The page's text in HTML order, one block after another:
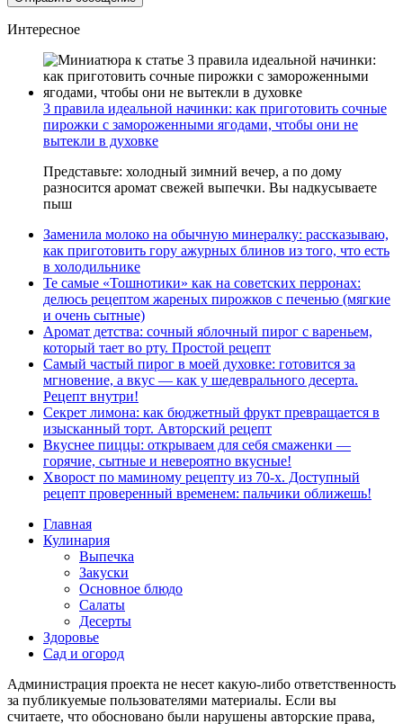
Интересное
3 правила идеальной начинки: как приготовить сочные
пирожки с замороженными ягодами, чтобы они не
вытекли в духовке
Представьте: холодный зимний вечер, а по дому
разносится аромат свежей выпечки. Вы надкусываете
пыш
Заменила молоко на обычную минералку: рассказываю,
как приготовить гору ажурных блинов из того, что есть
в холодильнике
Те самые «Тошнотики» как на советских перронах:
делюсь рецептом жареных пирожков с печенью (мягкие
и очень сытные)
Аромат детства: сочный яблочный пирог с вареньем,
который тает во рту. Простой рецепт
Самый частый пирог в моей духовке: готовится за
мгновение, а вкус — как у шедеврального десерта.
Рецепт внутри!
Секрет лимона: как бюджетный фрукт превращается в
изысканный торт. Авторский рецепт
Вкуснее пиццы: открываем для себя смаженки —
горячие, сытные и невероятно вкусные!
Хворост по маминому рецепту из 70-х. Доступный
рецепт проверенный временем: пальчики оближешь!
Главная
Кулинария
Выпечка
Закуски
Основное блюдо
Салаты
Десерты
Здоровье
Сад и огород
Администрация проекта не несет какую-либо ответственность
за публикуемые пользователями материалы. Если вы
считаете, что обосновано были нарушены авторские права,